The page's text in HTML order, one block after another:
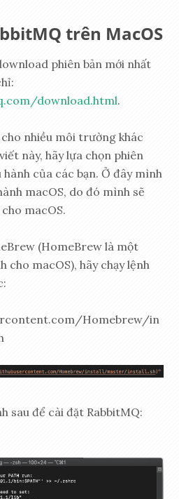
trên MacOS
phiên bản mới nhất
download.html.
nhiều môi trường khác
này, hãy lựa chọn phiên
hành của các bạn. Ở đây mình
macOS, do đó mình sẽ
macOS.
(HomeBrew là một
cho macOS), hãy chạy lệnh
Homebrew/in
sau để cài đặt RabbitMQ: